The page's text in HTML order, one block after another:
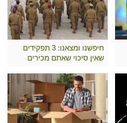
חיפשנו ומצאנו: 3 תפקידים
שאין סיכוי שאתם מכירים